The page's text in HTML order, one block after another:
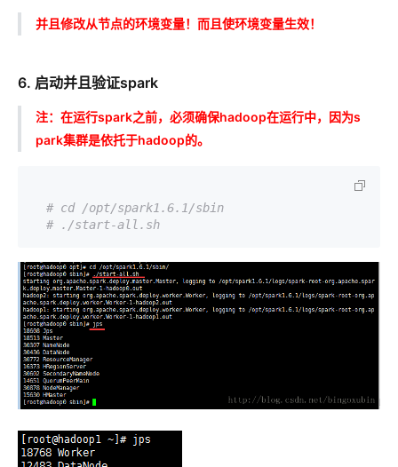
并且修改从节点的环境变量！而且使环境变量生效！
6. 启动并且验证spark
注：在运行spark之前，必须确保hadoop在运行中，因为s
park集群是依托于hadoop的。
# cd /opt/spark1.6.1/sbin
# ./start-all.sh